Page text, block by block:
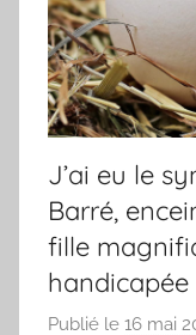
J’ai eu le
Barré,
fille
handicapée
Publié le 16 mai